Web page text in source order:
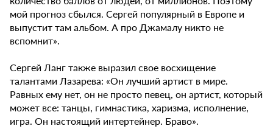
мой прогноз сбылся. Сергей популярный в Европе и
выпустит там альбом. А про Джамалу никто не
вспомнит».
Сергей Ланг также выразил свое восхищение
талантами Лазарева: «Он лучший артист в мире.
Равных ему нет, он не просто певец, он артист, который
может все: танцы, гимнастика, харизма, исполнение,
игра. Он настоящий интертейнер. Браво».